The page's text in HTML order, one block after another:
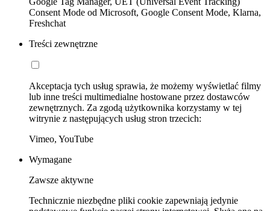
Consent Mode od Microsoft, Google Consent Mode, Klarna,
Freshchat
Treści zewnętrzne
Akceptacja tych usług sprawia, że możemy wyświetlać filmy
lub inne treści multimedialne hostowane przez dostawców
zewnętrznych. Za zgodą użytkownika korzystamy w tej
witrynie z następujących usług stron trzecich:
Vimeo, YouTube
Wymagane
Zawsze aktywne
Technicznie niezbędne pliki cookie zapewniają jedynie